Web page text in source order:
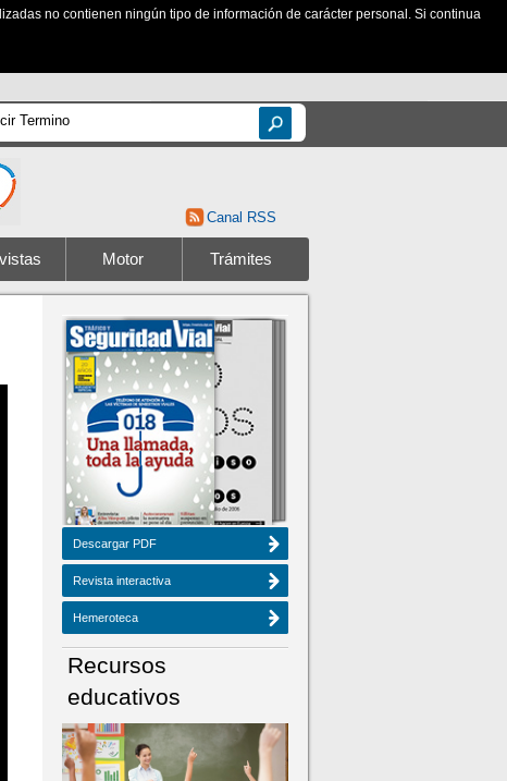
no contienen ningún tipo de información de carácter personal. Si continua
Canal RSS
Motor Trámites
Descargar PDF
Revista interactiva
Hemeroteca
Recursos
educativos